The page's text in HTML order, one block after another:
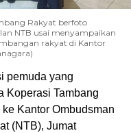
Rakyat berfoto
NTB usai menyampaikan
rakyat di Kantor
pemuda yang
Koperasi Tambang
Kantor Ombudsman
(NTB), Jumat